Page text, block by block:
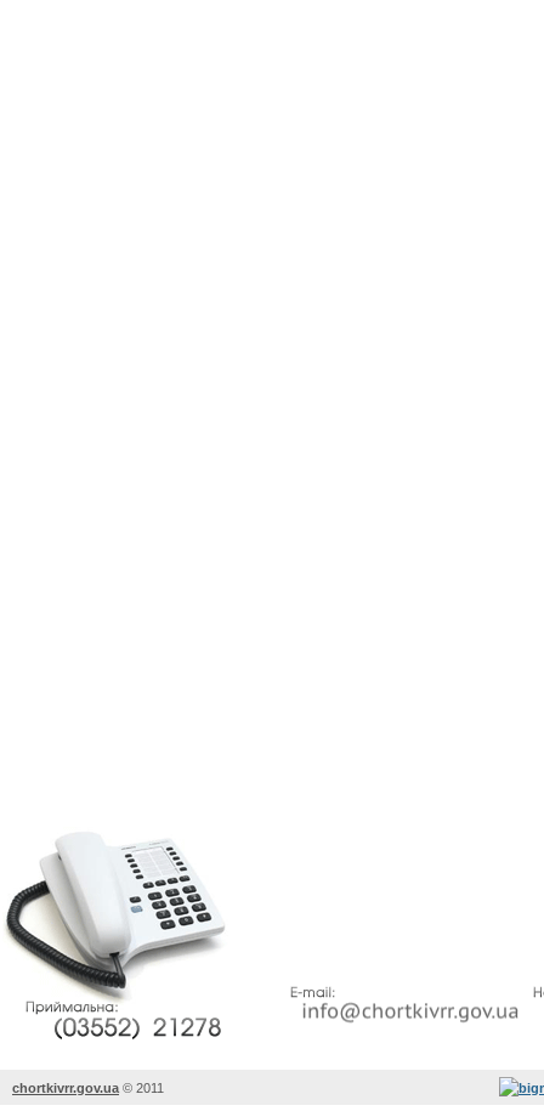
chortkivrr.gov.ua © 2011